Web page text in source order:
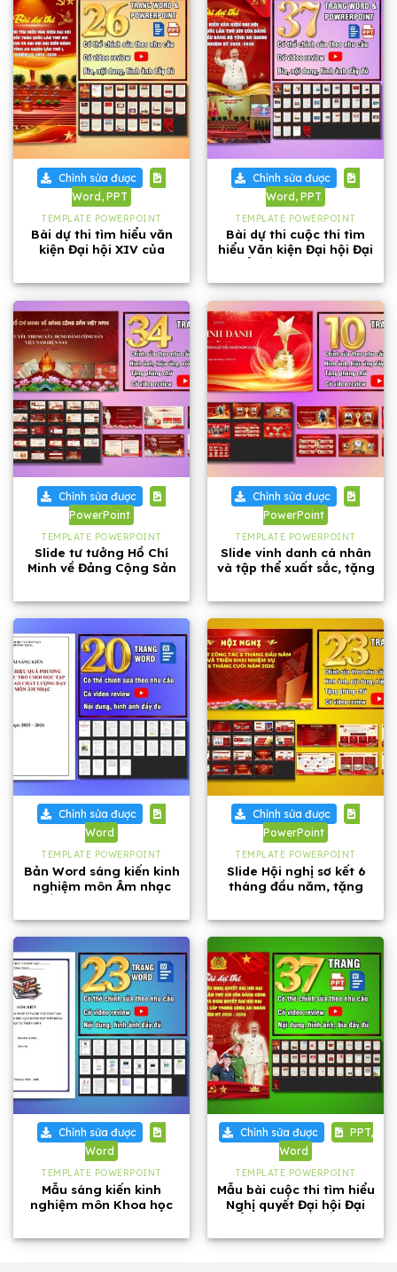
Chỉnh sửa được
Word, PPT
TEMPLATE POWERPOINT
Bài dự thi tìm hiểu văn
kiện Đại hội XIV của
Chỉnh sửa được
Word, PPT
TEMPLATE POWERPOINT
Bài dự thi cuộc thi tìm
hiểu Văn kiện Đại hội Đại
Chỉnh sửa được
PowerPoint
TEMPLATE POWERPOINT
Slide tư tưởng Hồ Chí
Minh về Đảng Cộng Sản
Chỉnh sửa được
PowerPoint
TEMPLATE POWERPOINT
Slide vinh danh cá nhân
và tập thể xuất sắc, tặng
Chỉnh sửa được
Word
TEMPLATE POWERPOINT
Bản Word sáng kiến kinh
nghiệm môn Âm nhạc
Chỉnh sửa được
PowerPoint
TEMPLATE POWERPOINT
Slide Hội nghị sơ kết 6
tháng đầu năm, tặng
Chỉnh sửa được
Word
TEMPLATE POWERPOINT
Mẫu sáng kiến kinh
nghiệm môn Khoa học
Chỉnh sửa được
PPT,
Word
TEMPLATE POWERPOINT
Mẫu bài cuộc thi tìm hiểu
Nghị quyết Đại hội Đại